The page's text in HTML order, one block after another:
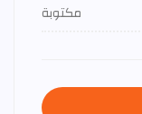
مكتوبة